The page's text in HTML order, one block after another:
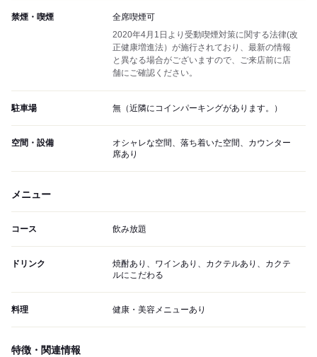
禁煙・喫煙
全席喫煙可
2020年4月1日より受動喫煙対策に関する法律(改
正健康増進法）が施行されており、最新の情報
と異なる場合がございますので、ご来店前に店
舗にご確認ください。
駐車場 無（近隣にコインパーキングがあります。）
空間・設備
オシャレな空間、落ち着いた空間、カウンター
席あり
メニュー
コース 飲み放題
ドリンク
焼酎あり、ワインあり、カクテルあり、カクテ
ルにこだわる
料理 健康・美容メニューあり
特徴・関連情報